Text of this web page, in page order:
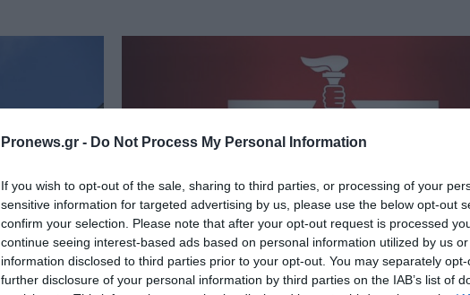
Pronews.gr - Do Not Process My Personal Information
If you wish to opt-out of the sale, sharing to third parties, or processing of your
sensitive information for targeted advertising by us, please use the below opt-out
confirm your selection. Please note that after your opt-out request is processed
continue seeing interest-based ads based on personal information utilized by us
information disclosed to third parties prior to your opt-out. You may separately
further disclosure of your personal information by third parties on the IAB’s list of
PRONEWS.GR / PROVOCATEUR